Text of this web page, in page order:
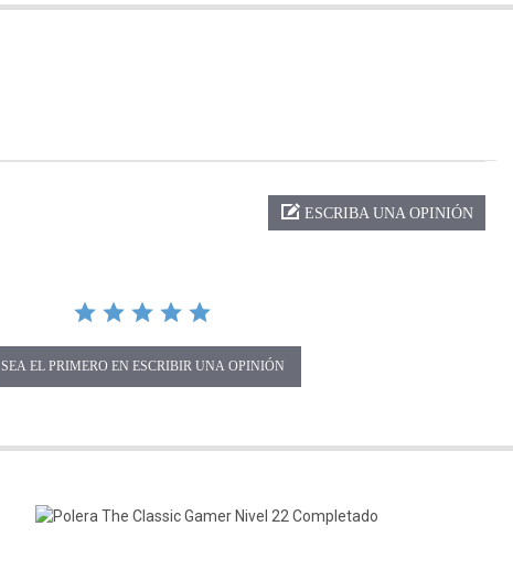
ESCRIBA UNA OPINIÓN
SEA EL PRIMERO EN ESCRIBIR UNA OPINIÓN